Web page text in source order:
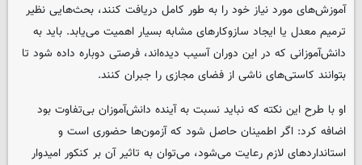
آموزش‌های مورد نیاز خود را به طور کامل دریافت کنند، بحث‌هایی نظیر
ترمیم معدل یا ایجاد سازوکارهای مشابه بسیار اهمیت می‌یابد. باید به
دانش‌آموزانی که در این دوران آسیب دیده‌اند، فرصتی دوباره داده شود تا
بتوانند کاستی‌های ناشی از فضای مجازی را جبران کنند.
او با طرح این نکته که نباید نسبت به آینده دانش‌آموزان بی‌تفاوت بود
اضافه کرد: اگر اطمینان حاصل شود که آزمون‌ها حضوری است و
استانداردهای لازم رعایت می‌شود، می‌توان به تاثیر آن بر کنکور امیدوار